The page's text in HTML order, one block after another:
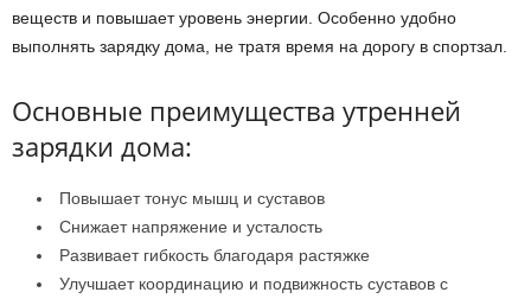
веществ и повышает уровень энергии. Особенно удобно
выполнять зарядку дома, не тратя время на дорогу в спортзал.
Основные преимущества утренней
зарядки дома:
Повышает тонус мышц и суставов
Снижает напряжение и усталость
Развивает гибкость благодаря растяжке
Улучшает координацию и подвижность суставов с